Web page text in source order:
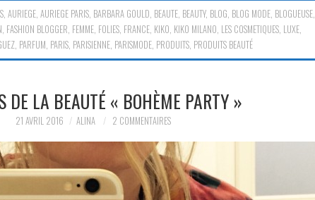
,AURIEGE,AURIEGE PARIS, BARBARA GOULD, BEAUTE, BEAUTY, BLOG, BLOG MODE, BLOGUEUSE,
, FASHION BLOGGER, FEMME, FOLIES, FRANCE, KIKO, KIKO MILANO, LES COSMETIQUES, LUXE,
, PARFUM, PARIS, PARISIENNE, PARISMODE, PRODUITS, PRODUITS BEAUTÉ
DE LA BEAUTÉ « BOHÈME PARTY »
21 AVRIL 2016 ALINA 2 COMMENTAIRES